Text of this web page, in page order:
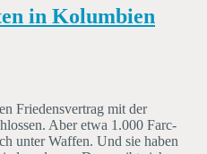
in Kolumbien
Friedensvertrag mit der
Aber etwa 1.000 Farc-
unter Waffen. Und sie haben